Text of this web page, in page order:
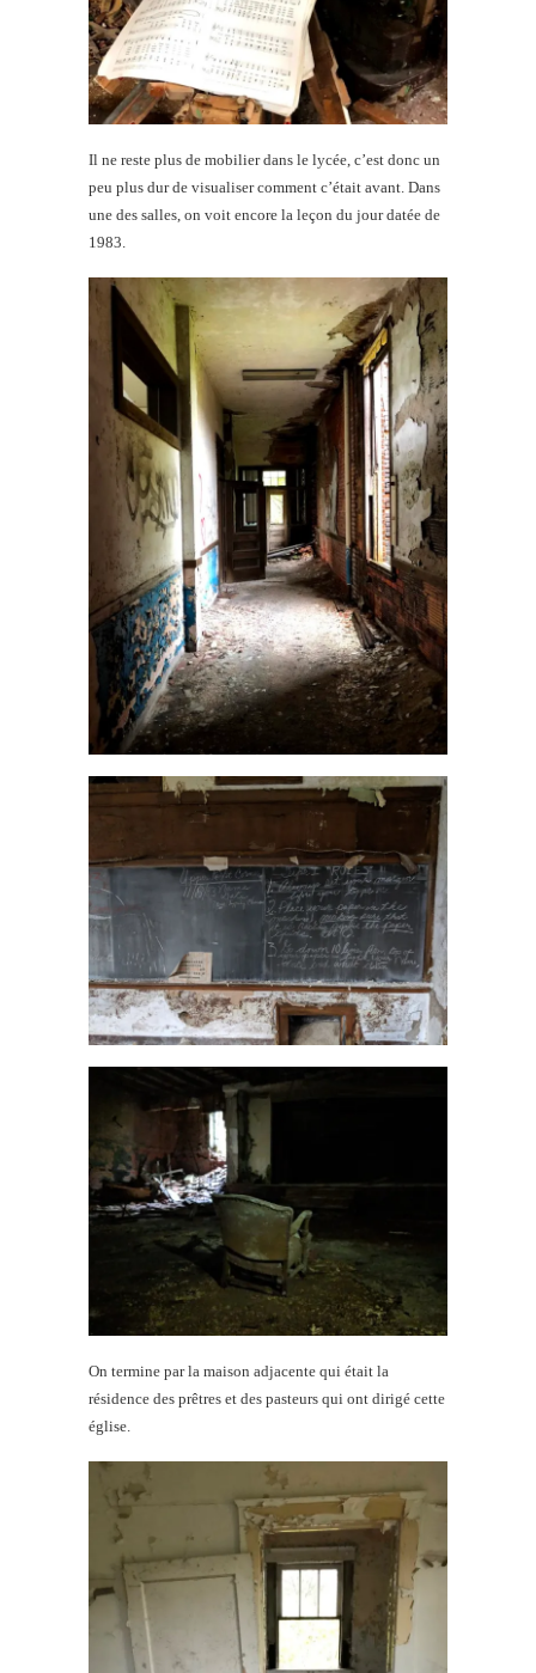
Il ne reste plus de mobilier dans le lycée, c’est donc un
peu plus dur de visualiser comment c’était avant. Dans
une des salles, on voit encore la leçon du jour datée de
1983.
On termine par la maison adjacente qui était la
résidence des prêtres et des pasteurs qui ont dirigé cette
église.